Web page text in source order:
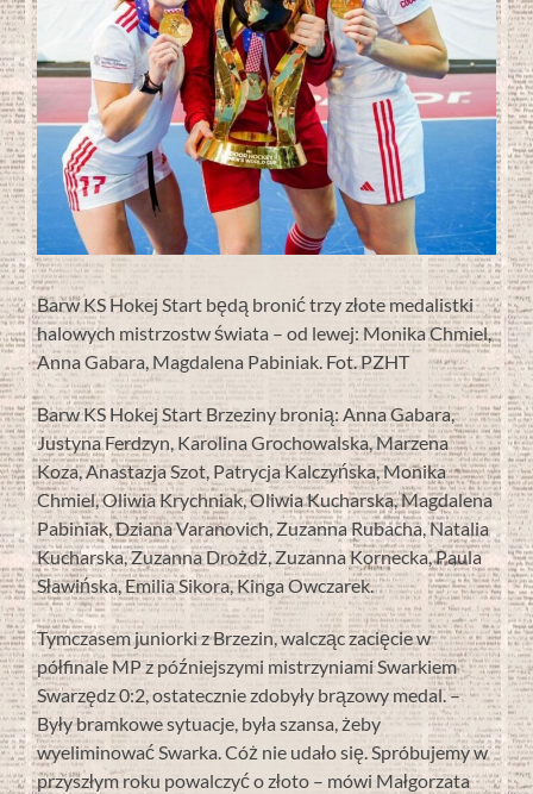
Barw KS Hokej Start będą bronić trzy złote medalistki
halowych mistrzostw świata – od lewej: Monika Chmiel,
Anna Gabara, Magdalena Pabiniak. Fot. PZHT
Barw KS Hokej Start Brzeziny bronią: Anna Gabara,
Justyna Ferdzyn, Karolina Grochowalska, Marzena
Koza, Anastazja Szot, Patrycja Kalczyńska, Monika
Chmiel, Oliwia Krychniak, Oliwia Kucharska, Magdalena
Pabiniak, Dziana Varanovich, Zuzanna Rubacha, Natalia
Kucharska, Zuzanna Drożdż, Zuzanna Kornecka, Paula
Sławińska, Emilia Sikora, Kinga Owczarek.
Tymczasem juniorki z Brzezin, walcząc zacięcie w
półfinale MP z późniejszymi mistrzyniami Swarkiem
Swarzędz 0:2, ostatecznie zdobyły brązowy medal. –
Były bramkowe sytuacje, była szansa, żeby
wyeliminować Swarka. Cóż nie udało się. Spróbujemy w
przyszłym roku powalczyć o złoto – mówi Małgorzata